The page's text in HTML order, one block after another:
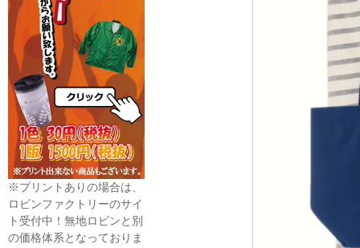
※プリントありの場合は、
ロビンファクトリーのサイ
ト受付中！無地ロビンと別
の価格体系となっておりま